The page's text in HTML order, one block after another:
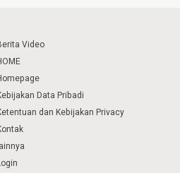
Video
Data Pribadi
dan Kebijakan Privacy